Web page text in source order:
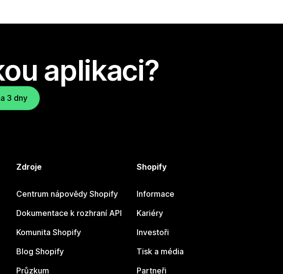
aplikaci?
3 dny
Zdroje
Centrum nápovědy Shopify
Dokumentace k rozhraní API
Komunita Shopify
Blog Shopify
Průzkum
Shopify
Informace
Kariéry
Investoři
Tisk a média
Partneři